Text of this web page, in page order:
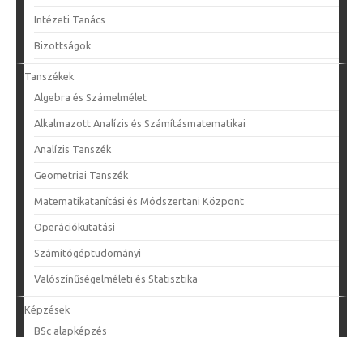
Intézeti Tanács
Bizottságok
Tanszékek
Algebra és Számelmélet
Alkalmazott Analízis és Számításmatematikai
Analízis Tanszék
Geometriai Tanszék
Matematikatanítási és Módszertani Központ
Operációkutatási
Számítógéptudományi
Valószínűségelméleti és Statisztika
Képzések
BSc alapképzés